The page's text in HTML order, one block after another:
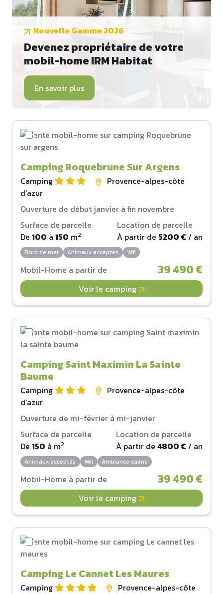
Nouvelle Gamme 2026
Devenez propriétaire de votre
mobil-home IRM Habitat
En savoir plus
Camping Roquebrune Sur Argens
Camping
Provence-alpes-côte
d‘azur
Ouverture de début janvier à fin novembre
Surface de parcelle
De 100 à 150 m2
Location de parcelle
À partir de 5200 € / an
Bord de mer Animaux acceptés Wifi
Mobil-Home à partir de 39 490 €
Voir le camping
Camping Saint Maximin La Sainte
Baume
Camping
Provence-alpes-côte
d‘azur
Ouverture de mi-février à mi-janvier
Surface de parcelle
De 150 à m2
Location de parcelle
À partir de 4800 € / an
Animaux acceptés Wifi Ambiance calme
Mobil-Home à partir de 39 490 €
Voir le camping
Camping Le Cannet Les Maures
Camping
Provence-alpes-côte